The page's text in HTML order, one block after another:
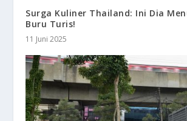
Surga Kuliner Thailand: Ini Dia
Buru Turis!
11 Juni 2025